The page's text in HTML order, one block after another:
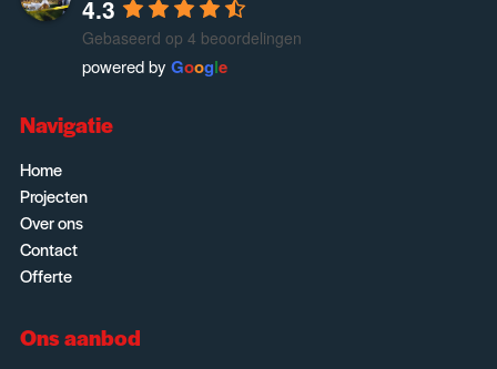
4.3
Gebaseerd op 4 beoordelingen
powered by Google
Navigatie
Home
Projecten
Over ons
Contact
Offerte
Ons aanbod